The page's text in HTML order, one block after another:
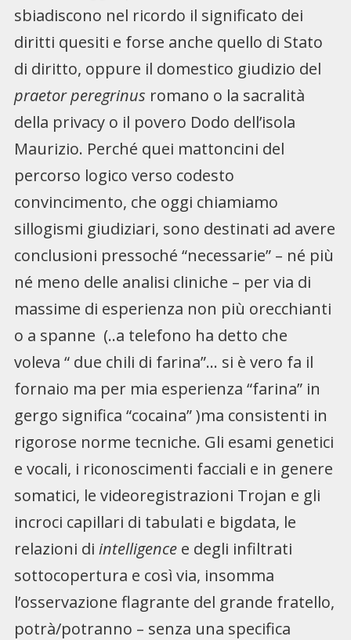
sbiadiscono nel ricordo il significato dei
diritti quesiti e forse anche quello di Stato
di diritto, oppure il domestico giudizio del
praetor peregrinus romano o la sacralità
della privacy o il povero Dodo dell’isola
Maurizio. Perché quei mattoncini del
percorso logico verso codesto
convincimento, che oggi chiamiamo
sillogismi giudiziari, sono destinati ad avere
conclusioni pressoché “necessarie” – né più
né meno delle analisi cliniche – per via di
massime di esperienza non più orecchianti
o a spanne (..a telefono ha detto che
voleva “ due chili di farina”… si è vero fa il
fornaio ma per mia esperienza “farina” in
gergo significa “cocaina” )ma consistenti in
rigorose norme tecniche. Gli esami genetici
e vocali, i riconoscimenti facciali e in genere
somatici, le videoregistrazioni Trojan e gli
incroci capillari di tabulati e bigdata, le
relazioni di intelligence e degli infiltrati
sottocopertura e così via, insomma
l’osservazione flagrante del grande fratello,
potrà/potranno – senza una specifica